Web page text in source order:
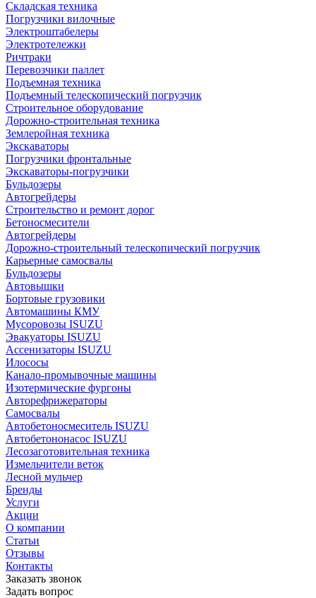
Складская техника
Погрузчики вилочные
Электроштабелеры
Электротележки
Ричтраки
Перевозчики паллет
Подъемная техника
Подъемный телескопический погрузчик
Строительное оборудование
Дорожно-строительная техника
Землеройная техника
Экскаваторы
Погрузчики фронтальные
Экскаваторы-погрузчики
Бульдозеры
Автогрейдеры
Строительство и ремонт дорог
Бетоносмесители
Автогрейдеры
Дорожно-строительный телескопический погрузчик
Карьерные самосвалы
Бульдозеры
Автовышки
Бортовые грузовики
Автомашины КМУ
Мусоровозы ISUZU
Эвакуаторы ISUZU
Ассенизаторы ISUZU
Илососы
Канало-промывочные машины
Изотермические фургоны
Авторефрижераторы
Самосвалы
Автобетоносмеситель ISUZU
Автобетононасос ISUZU
Лесозаготовительная техника
Измельчители веток
Лесной мульчер
Бренды
Услуги
Акции
О компании
Статьи
Отзывы
Контакты
Заказать звонок
Задать вопрос